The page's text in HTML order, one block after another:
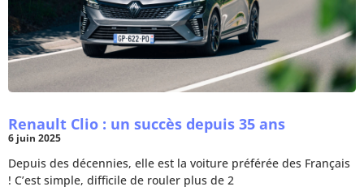
Renault Clio : un succès depuis 35 ans
6 juin 2025
Depuis des décennies, elle est la voiture préférée des Français
! C’est simple, difficile de rouler plus de 2